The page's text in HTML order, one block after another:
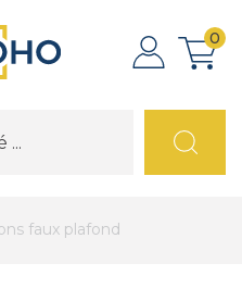
0
faux plafond